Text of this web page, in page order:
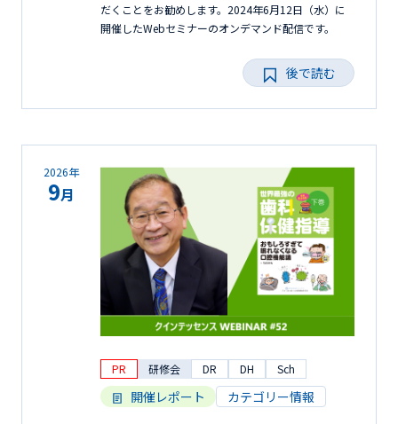
だくことをお勧めします。2024年6月12日（水）に
開催したWebセミナーのオンデマンド配信です。
後で読む
2026年
9月
PR 研修会 DR DH Sch
開催レポート カテゴリー情報